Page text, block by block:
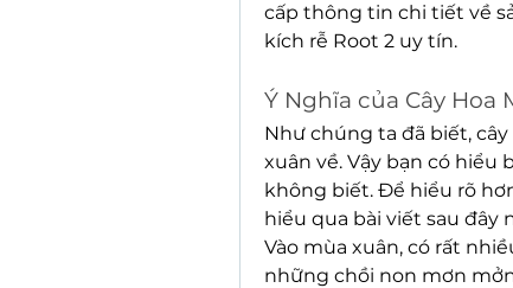
cấp thông tin chi tiết về
kích rễ Root 2 uy tín.
Ý Nghĩa của Cây Hoa
Như chúng ta đã biết,
xuân về. Vậy bạn có hiểu
không biết. Để hiểu rõ
hiểu qua bài viết sau đây
Vào mùa xuân, có rất
những chồi non mơn